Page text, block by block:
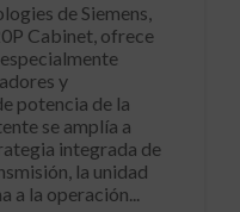
de Siemens,
Cabinet, ofrece
y
potencia de la
se amplía a
integrada de
la unidad
a la operación...